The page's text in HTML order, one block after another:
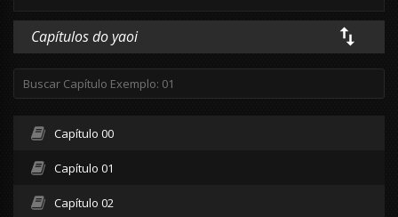
Capítulos do yaoi
Capítulo 00
Capítulo 01
Capítulo 02